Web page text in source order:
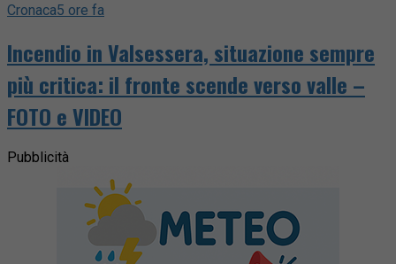
Cronaca5 ore fa
Incendio in Valsessera, situazione sempre
più critica: il fronte scende verso valle –
FOTO e VIDEO
Pubblicità